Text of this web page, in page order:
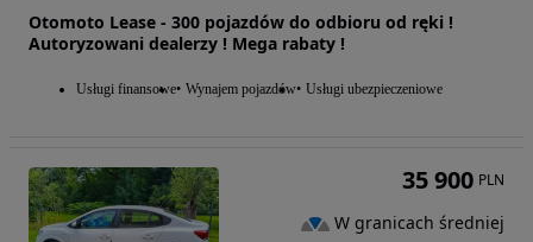
Otomoto Lease - 300 pojazdów do odbioru od ręki !
Autoryzowani dealerzy ! Mega rabaty !
Usługi finansowe Wynajem pojazdów Usługi ubezpieczeniowe
35 900 PLN
W granicach średniej